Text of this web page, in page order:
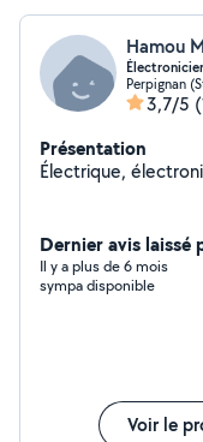
Hamou
Perpignan
3,7/5
Présentation
Électrique,
Dernier avis laissé
Il y a plus de 6 mois
sympa disponible
Voir le